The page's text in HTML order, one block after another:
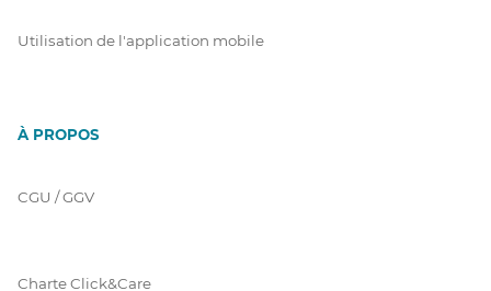
Utilisation de l'application mobile
À PROPOS
CGU / GGV
Charte Click&Care